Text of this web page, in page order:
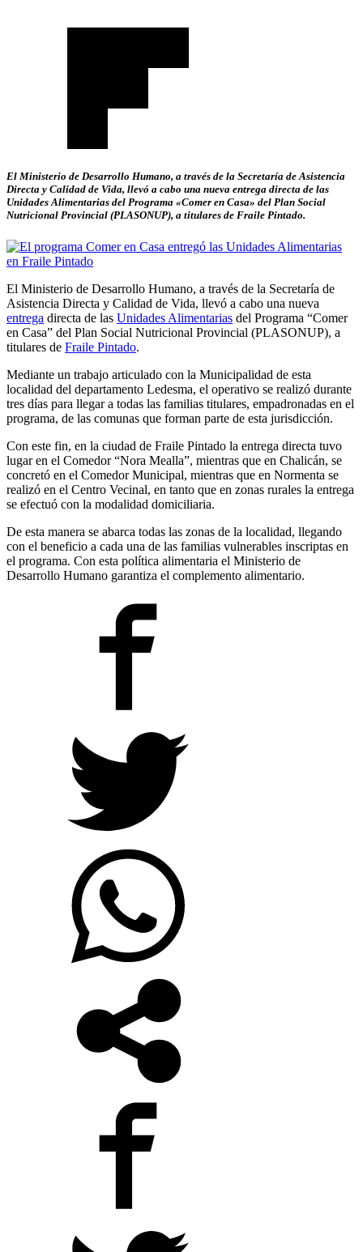
El Ministerio de Desarrollo Humano, a través de la Secretaría de Asistencia
Directa y Calidad de Vida, llevó a cabo una nueva entrega directa de las
Unidades Alimentarias del Programa «Comer en Casa» del Plan Social
Nutricional Provincial (PLASONUP), a titulares de Fraile Pintado.
El Ministerio de Desarrollo Humano, a través de la Secretaría de
Asistencia Directa y Calidad de Vida, llevó a cabo una nueva
entrega directa de las Unidades Alimentarias del Programa “Comer
en Casa” del Plan Social Nutricional Provincial (PLASONUP), a
titulares de Fraile Pintado.
Mediante un trabajo articulado con la Municipalidad de esta
localidad del departamento Ledesma, el operativo se realizó durante
tres días para llegar a todas las familias titulares, empadronadas en el
programa, de las comunas que forman parte de esta jurisdicción.
Con este fin, en la ciudad de Fraile Pintado la entrega directa tuvo
lugar en el Comedor “Nora Mealla”, mientras que en Chalicán, se
concretó en el Comedor Municipal, mientras que en Normenta se
realizó en el Centro Vecinal, en tanto que en zonas rurales la entrega
se efectuó con la modalidad domiciliaria.
De esta manera se abarca todas las zonas de la localidad, llegando
con el beneficio a cada una de las familias vulnerables inscriptas en
el programa. Con esta política alimentaria el Ministerio de
Desarrollo Humano garantiza el complemento alimentario.